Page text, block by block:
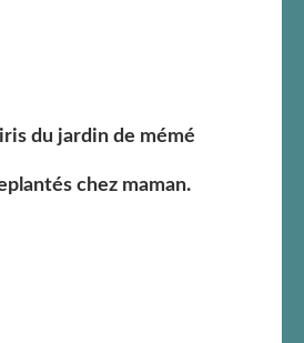
du jardin de mémé
chez maman.